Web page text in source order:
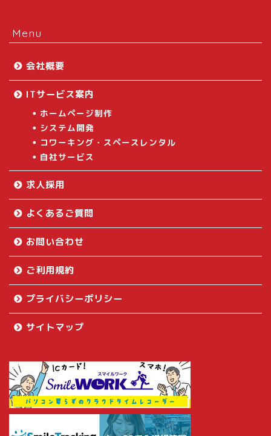
Menu
会社概要
ITサービス案内
ホームページ制作
システム開発
コワーキング・スペースレンタル
自社サービス
求人採用
よくあるご質問
お問い合わせ
ご利用規約
プライバシーポリシー
サイトマップ